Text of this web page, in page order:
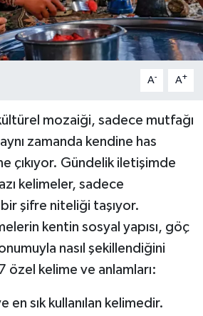
A- A+
mozaiği, sadece mutfağı
zamanda kendine has
çıkıyor. Gündelik iletişimde
kelimeler, sadece
şifre niteliği taşıyor.
kentin sosyal yapısı, göç
nasıl şekillendiğini
özel kelime ve anlamları:
en sık kullanılan kelimedir.